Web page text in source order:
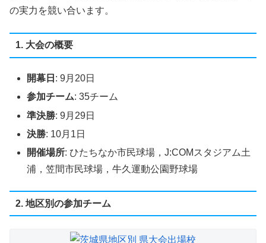
の実力を競い合います。
1. 大会の概要
開幕日 : 9月20日
参加チーム: 35チーム
準決勝: 9月29日
決勝: 10月1日
開催場所: ひたちなか市民球場，J:COMスタジアム土
浦，笠間市民球場，牛久運動公園野球場
2. 地区別の参加チーム